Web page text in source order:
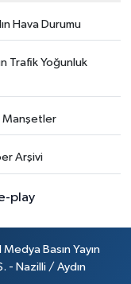
Hava Durumu
Trafik Yoğunluk
Manşetler
Arşivi
Basın Yayın
- Nazilli / Aydın